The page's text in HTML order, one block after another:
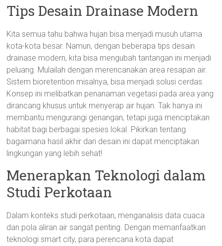
Tips Desain Drainase Modern
Kita semua tahu bahwa hujan bisa menjadi musuh utama
kota-kota besar. Namun, dengan beberapa tips desain
drainase modern, kita bisa mengubah tantangan ini menjadi
peluang. Mulailah dengan merencanakan area resapan air.
Sistem bioretention misalnya, bisa menjadi solusi cerdas.
Konsep ini melibatkan penanaman vegetasi pada area yang
dirancang khusus untuk menyerap air hujan. Tak hanya ini
membantu mengurangi genangan, tetapi juga menciptakan
habitat bagi berbagai spesies lokal. Pikirkan tentang
bagaimana hasil akhir dari desain ini dapat menciptakan
lingkungan yang lebih sehat!
Menerapkan Teknologi dalam
Studi Perkotaan
Dalam konteks studi perkotaan, menganalisis data cuaca
dan pola aliran air sangat penting. Dengan memanfaatkan
teknologi smart city, para perencana kota dapat